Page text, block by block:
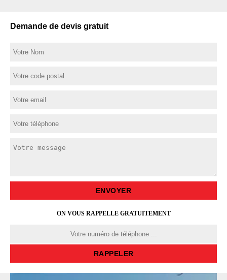
Demande de devis gratuit
ON VOUS RAPPELLE GRATUITEMENT